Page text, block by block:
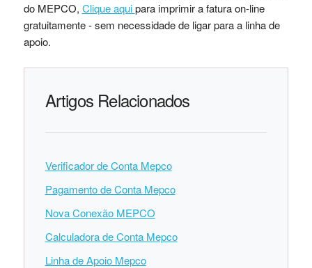
do MEPCO, Clique aquipara imprimir a fatura on-line
gratuitamente - sem necessidade de ligar para a linha de
apoio.
Artigos Relacionados
Verificador de Conta Mepco
Pagamento de Conta Mepco
Nova Conexão MEPCO
Calculadora de Conta Mepco
Linha de Apoio Mepco